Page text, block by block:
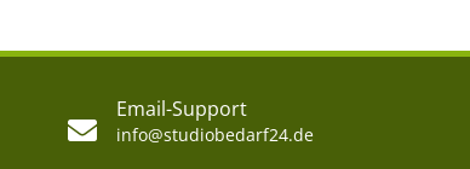
Email-Support
info@studiobedarf24.de